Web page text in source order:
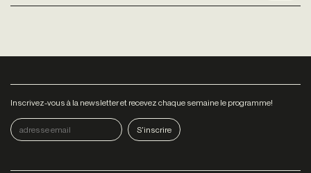
Inscrivez-vous à la newsletter et recevez chaque semaine le programme!